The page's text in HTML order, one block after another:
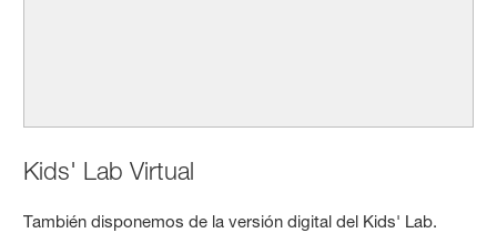
Kids' Lab Virtual
También disponemos de la versión digital del Kids' Lab.